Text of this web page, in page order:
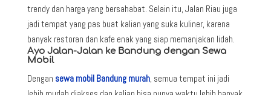
trendy dan harga yang bersahabat. Selain itu, Jalan Riau juga
jadi tempat yang pas buat kalian yang suka kuliner, karena
banyak restoran dan kafe enak yang siap memanjakan lidah.
Ayo Jalan-Jalan ke Bandung dengan Sewa
Mobil
Dengan sewa mobil Bandung murah, semua tempat ini jadi